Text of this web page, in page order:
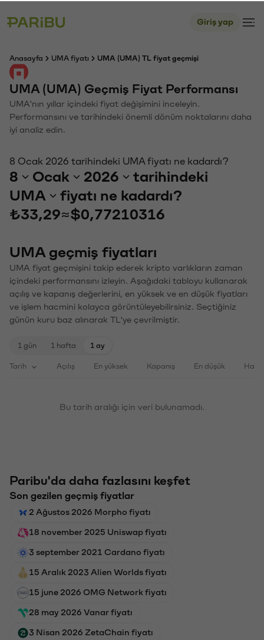
Giriş yap
Anasayfa UMA fiyatı UMA (UMA) TL fiyat geçmişi
UMA (UMA) Geçmiş Fiyat Performansı
UMA'nın yıllar içindeki fiyat değişimini inceleyin.
Performansını ve tarihindeki önemli dönüm noktalarını daha
iyi analiz edin.
8 Ocak 2026 tarihindeki UMA fiyatı ne kadardı?
8 Ocak 2026
tarihindeki
UMA
fiyatı ne kadardı?
₺33,29≈$0,77210316
UMA geçmiş fiyatları
UMA fiyat geçmişini takip ederek kripto varlıkların zaman
içindeki performansını izleyin. Aşağıdaki tabloyu kullanarak
açılış ve kapanış değerlerini, en yüksek ve en düşük fiyatları
ve işlem hacmini kolayca görüntüleyebilirsiniz. Seçtiğiniz
günün kuru baz alınarak TL'ye çevrilmiştir.
1 gün 1 hafta 1 ay
Tarih Açılış En yüksek Kapanış En düşük
Bu tarih aralığı için veri bulunamadı.
Paribu'da daha fazlasını keşfet
Son gezilen geçmiş fiyatlar
2 Ağustos 2026 Morpho fiyatı
18 november 2025 Uniswap fiyatı
3 september 2021 Cardano fiyatı
15 Aralık 2023 Alien Worlds fiyatı
15 june 2026 OMG Network fiyatı
28 may 2026 Vanar fiyatı
3 Nisan 2026 ZetaChain fiyatı